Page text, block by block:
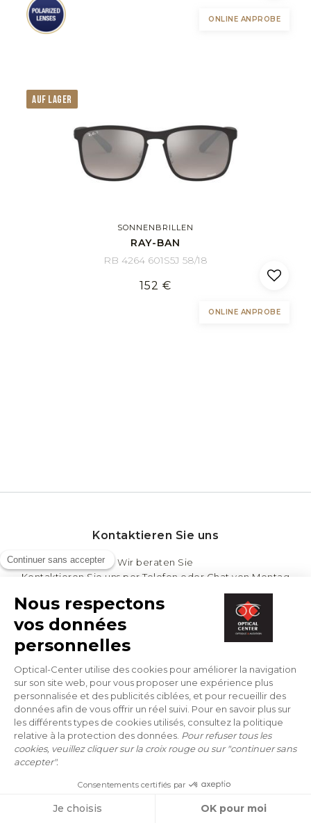
ONLINE ANPROBE
AUF LAGER
SONNENBRILLEN
RAY-BAN
RB 4264 601S5J 58/18
152 €
ONLINE ANPROBE
Kontaktieren Sie uns
Wir beraten Sie
Kontaktieren Sie uns per Telefon oder Chat von Montag
bis Freitag von 9.00 Uhr bis 17.00 Uhr. Ausschliesslich
Freitag den 14. Juli 2017
+33 1 44 40 15 95
* (Preis für einen Ortsgespräch in Frankreich)
Newsletter
Erhalten Sie unsere Neuigkeiten und Angebote